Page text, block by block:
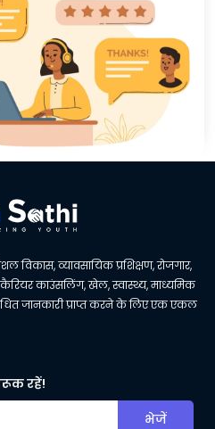
विकास, व्यावसायिक प्रशिक्षण, रोजगार,
कैरियर काउंसलिंग, खेल, स्वास्थ्य, माध्यमिक
जानकारी प्राप्त करने के लिए एक एकल
रहें!
भेजें